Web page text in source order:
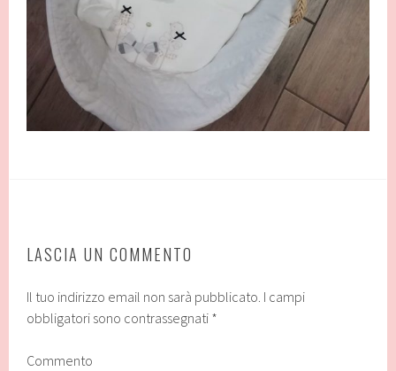
LASCIA UN COMMENTO
Il tuo indirizzo email non sarà pubblicato. I campi
obbligatori sono contrassegnati *
Commento